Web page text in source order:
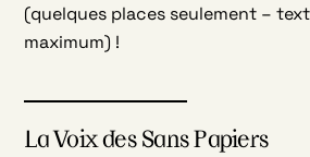
(quelques places seulement –
maximum) !
La Voix des Sans Papiers